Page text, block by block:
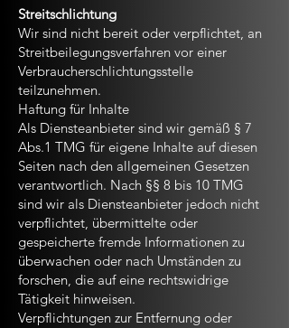
Streitschlichtung
Wir sind nicht bereit oder verpflichtet, an
Streitbeilegungsverfahren vor einer
Verbraucherschlichtungsstelle
teilzunehmen.
Haftung für Inhalte
Als Diensteanbieter sind wir gemäß § 7
Abs.1 TMG für eigene Inhalte auf diesen
Seiten nach den allgemeinen Gesetzen
verantwortlich. Nach §§ 8 bis 10 TMG
sind wir als Diensteanbieter jedoch nicht
verpflichtet, übermittelte oder
gespeicherte fremde Informationen zu
überwachen oder nach Umständen zu
forschen, die auf eine rechtswidrige
Tätigkeit hinweisen.
Verpflichtungen zur Entfernung oder